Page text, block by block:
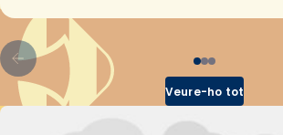
Veure-ho tot